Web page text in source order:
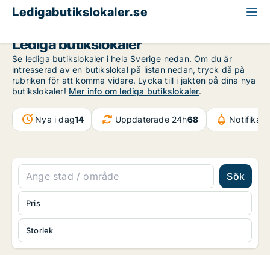
Ledigabutikslokaler.se
Lediga butikslokaler
Se lediga butikslokaler i hela Sverige nedan. Om du är
intresserad av en butikslokal på listan nedan, tryck då på
rubriken för att komma vidare. Lycka till i jakten på dina nya
butikslokaler! Mer info om lediga butikslokaler.
Nya i dag14 Uppdaterade 24h68
Sök
Storlek
Pris